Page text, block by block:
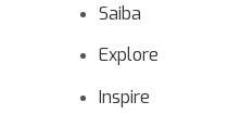
Saiba
Explore
Inspire